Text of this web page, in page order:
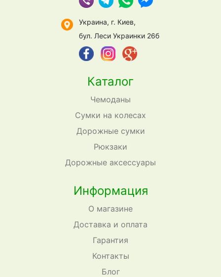
Каталог
Чемоданы
Сумки на колесах
Дорожные сумки
Рюкзаки
Дорожные аксессуары
Информация
О магазине
Доставка и оплата
Гарантия
Контакты
Блог
Украина, г. Киев,
бул. Леси Украинки 26б